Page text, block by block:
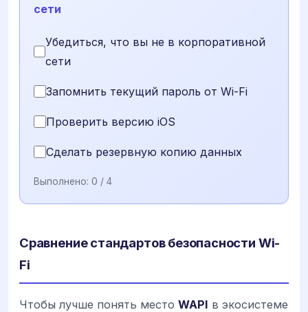
сети
Убедиться, что вы не в корпоративной
сети
Запомнить текущий пароль от Wi-Fi
Проверить версию iOS
Сделать резервную копию данных
Выполнено: 0 / 4
Сравнение стандартов безопасности Wi-
Fi
Чтобы лучше понять место WAPI в экосистеме